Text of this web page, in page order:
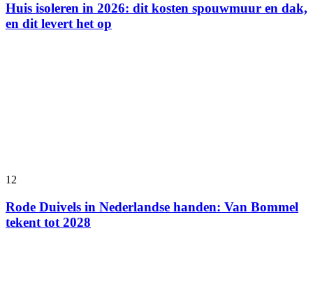
Huis isoleren in 2026: dit kosten spouwmuur en dak,
en dit levert het op
12
Rode Duivels in Nederlandse handen: Van Bommel
tekent tot 2028